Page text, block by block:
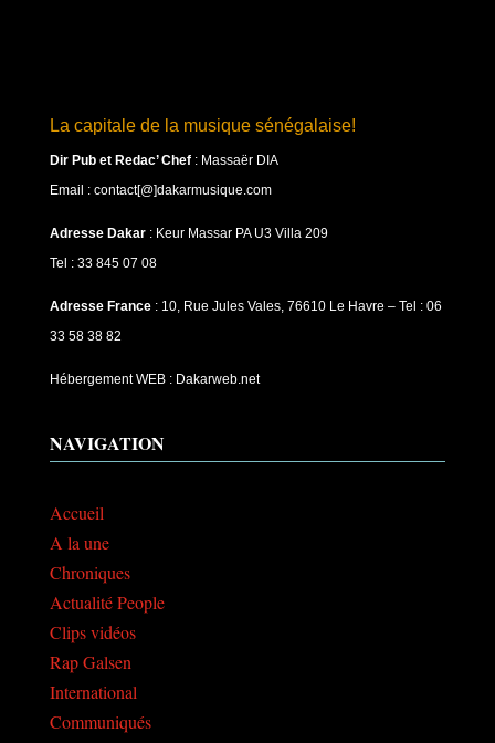
La capitale de la musique sénégalaise!
Dir Pub et Redac’ Chef: Massaër DIA
Email : contact[@]dakarmusique.com
Adresse Dakar: Keur Massar PA U3 Villa 209
Tel : 33 845 07 08
Adresse France: 10, Rue Jules Vales, 76610 Le Havre – Tel : 06
33 58 38 82
Hébergement WEB : Dakarweb.net
NAVIGATION
Accueil
A la une
Chroniques
Actualité People
Clips vidéos
Rap Galsen
International
Communiqués